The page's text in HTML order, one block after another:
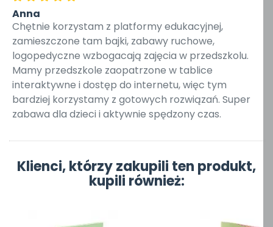
Anna
Chętnie korzystam z platformy edukacyjnej,
zamieszczone tam bajki, zabawy ruchowe,
logopedyczne wzbogacają zajęcia w przedszkolu.
Mamy przedszkole zaopatrzone w tablice
interaktywne i dostęp do internetu, więc tym
bardziej korzystamy z gotowych rozwiązań. Super
zabawa dla dzieci i aktywnie spędzony czas.
Klienci, którzy zakupili ten produkt,
kupili również: